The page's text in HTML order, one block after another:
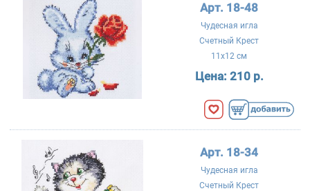
Арт. 18-48
Чудесная игла
Счетный Крест
11x12 см
Цена: 210 р.
Арт. 18-34
Чудесная игла
Счетный Крест